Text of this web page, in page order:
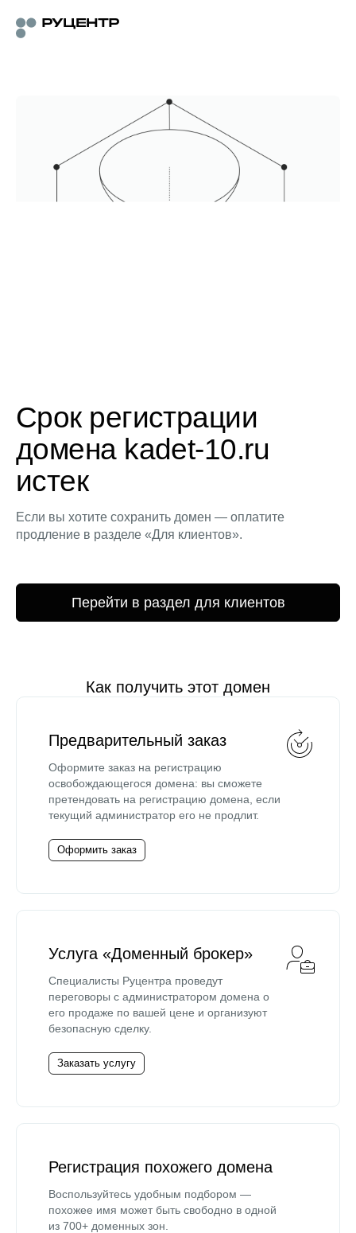
Срок регистрации
домена kadet-10.ru
истек
Если вы хотите сохранить домен — оплатите
продление в разделе «Для клиентов».
Перейти в раздел для клиентов
Как получить этот домен
Предварительный заказ
Оформите заказ на регистрацию
освобождающегося домена: вы сможете
претендовать на регистрацию домена, если
текущий администратор его не продлит.
Оформить заказ
Услуга «Доменный брокер»
Специалисты Руцентра проведут
переговоры с администратором домена о
его продаже по вашей цене и организуют
безопасную сделку.
Заказать услугу
Регистрация похожего домена
Воспользуйтесь удобным подбором —
похожее имя может быть свободно в одной
из 700+ доменных зон.